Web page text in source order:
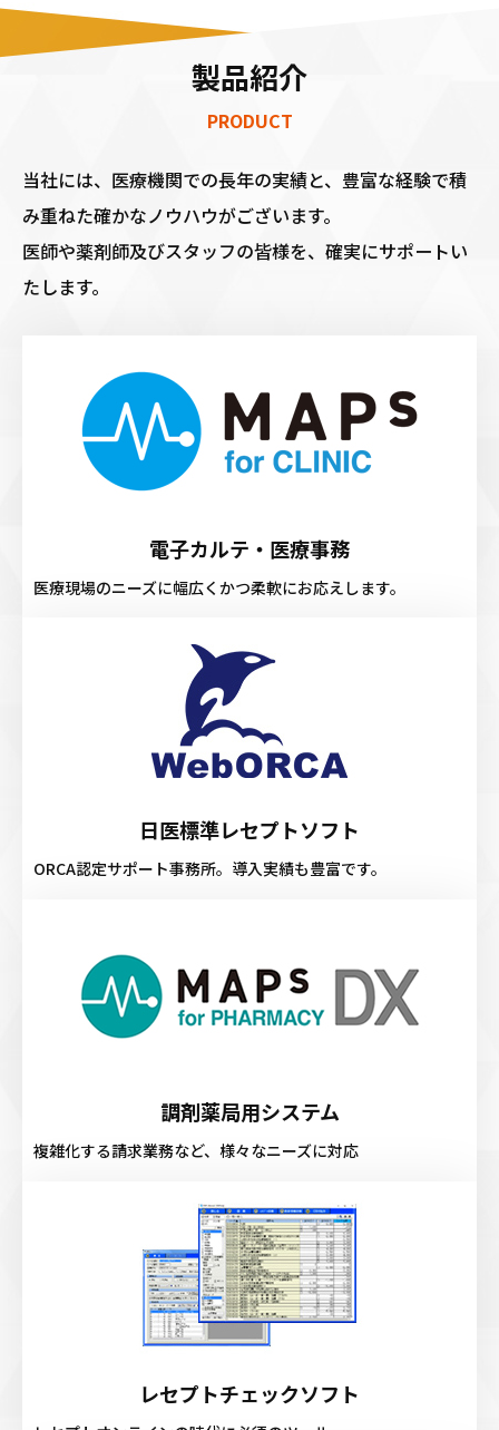
製品紹介
PRODUCT
当社には、医療機関での長年の実績と、豊富な経験で積
み重ねた確かなノウハウがございます。
医師や薬剤師及びスタッフの皆様を、確実にサポートい
たします。
電子カルテ・医療事務
医療現場のニーズに幅広くかつ柔軟にお応えします。
日医標準レセプトソフト
ORCA認定サポート事務所。導入実績も豊富です。
調剤薬局用システム
複雑化する請求業務など、様々なニーズに対応
レセプトチェックソフト